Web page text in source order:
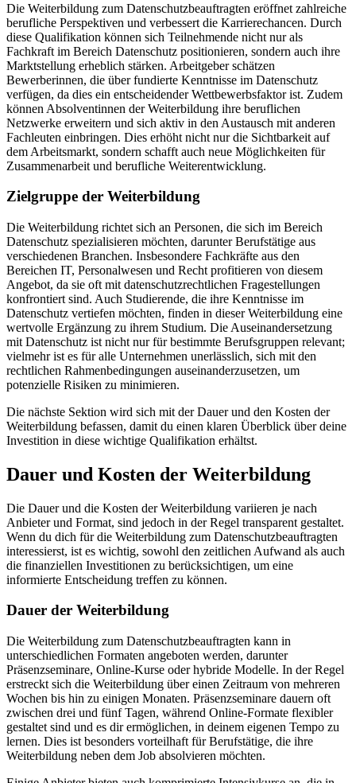
Die Weiterbildung zum Datenschutzbeauftragten eröffnet zahlreiche
berufliche Perspektiven und verbessert die Karrierechancen. Durch
diese Qualifikation können sich Teilnehmende nicht nur als
Fachkraft im Bereich Datenschutz positionieren, sondern auch ihre
Marktstellung erheblich stärken. Arbeitgeber schätzen
Bewerberinnen, die über fundierte Kenntnisse im Datenschutz
verfügen, da dies ein entscheidender Wettbewerbsfaktor ist. Zudem
können Absolventinnen der Weiterbildung ihre beruflichen
Netzwerke erweitern und sich aktiv in den Austausch mit anderen
Fachleuten einbringen. Dies erhöht nicht nur die Sichtbarkeit auf
dem Arbeitsmarkt, sondern schafft auch neue Möglichkeiten für
Zusammenarbeit und berufliche Weiterentwicklung.
Zielgruppe der Weiterbildung
Die Weiterbildung richtet sich an Personen, die sich im Bereich
Datenschutz spezialisieren möchten, darunter Berufstätige aus
verschiedenen Branchen. Insbesondere Fachkräfte aus den
Bereichen IT, Personalwesen und Recht profitieren von diesem
Angebot, da sie oft mit datenschutzrechtlichen Fragestellungen
konfrontiert sind. Auch Studierende, die ihre Kenntnisse im
Datenschutz vertiefen möchten, finden in dieser Weiterbildung eine
wertvolle Ergänzung zu ihrem Studium. Die Auseinandersetzung
mit Datenschutz ist nicht nur für bestimmte Berufsgruppen relevant;
vielmehr ist es für alle Unternehmen unerlässlich, sich mit den
rechtlichen Rahmenbedingungen auseinanderzusetzen, um
potenzielle Risiken zu minimieren.
Die nächste Sektion wird sich mit der Dauer und den Kosten der
Weiterbildung befassen, damit du einen klaren Überblick über deine
Investition in diese wichtige Qualifikation erhältst.
Dauer und Kosten der Weiterbildung
Die Dauer und die Kosten der Weiterbildung variieren je nach
Anbieter und Format, sind jedoch in der Regel transparent gestaltet.
Wenn du dich für die Weiterbildung zum Datenschutzbeauftragten
interessierst, ist es wichtig, sowohl den zeitlichen Aufwand als auch
die finanziellen Investitionen zu berücksichtigen, um eine
informierte Entscheidung treffen zu können.
Dauer der Weiterbildung
Die Weiterbildung zum Datenschutzbeauftragten kann in
unterschiedlichen Formaten angeboten werden, darunter
Präsenzseminare, Online-Kurse oder hybride Modelle. In der Regel
erstreckt sich die Weiterbildung über einen Zeitraum von mehreren
Wochen bis hin zu einigen Monaten. Präsenzseminare dauern oft
zwischen drei und fünf Tagen, während Online-Formate flexibler
gestaltet sind und es dir ermöglichen, in deinem eigenen Tempo zu
lernen. Dies ist besonders vorteilhaft für Berufstätige, die ihre
Weiterbildung neben dem Job absolvieren möchten.